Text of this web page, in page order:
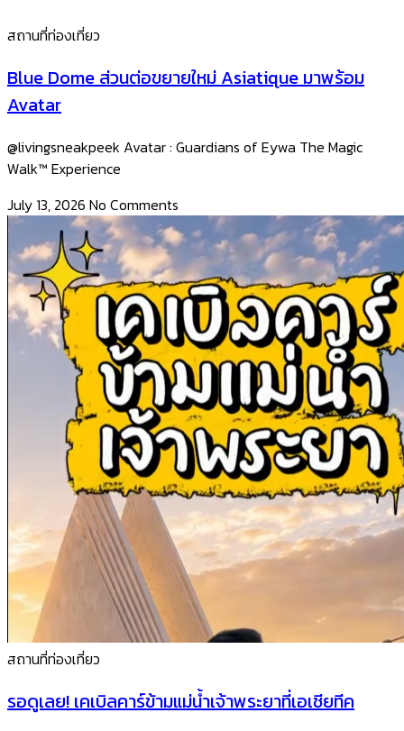
สถานที่ท่องเที่ยว
Blue Dome ส่วนต่อขยายใหม่ Asiatique มาพร้อม
Avatar
@livingsneakpeek Avatar : Guardians of Eywa The Magic
Walk™ Experience
July 13, 2026 No Comments
สถานที่ท่องเที่ยว
รอดูเลย! เคเบิลคาร์ข้ามแม่น้ำเจ้าพระยาที่เอเชียทีค